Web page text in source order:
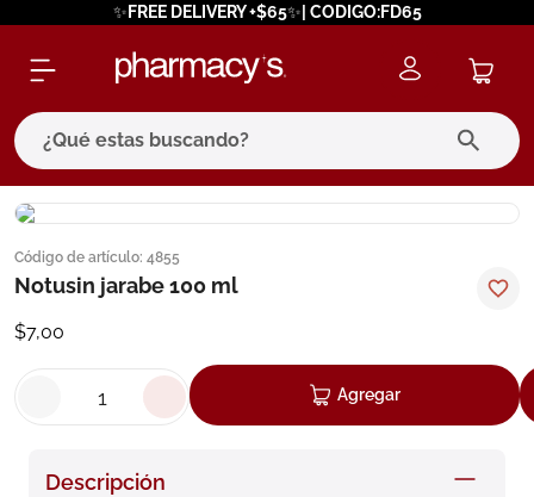
✨FREE DELIVERY +$65✨| CODIGO:FD65
¿Qué estas buscando?
Código de artículo: 4855
Notusin jarabe 100 ml
$7,00
Agregar
Descripción
términos más buscados
1. eucerin
pilexil
5. cerave
6 degraler